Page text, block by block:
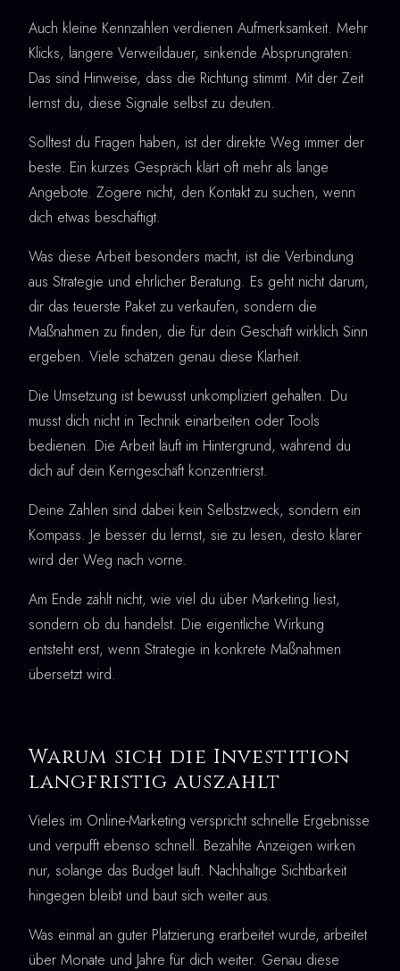
Auch kleine Kennzahlen verdienen Aufmerksamkeit. Mehr
Klicks, längere Verweildauer, sinkende Absprungraten:
Das sind Hinweise, dass die Richtung stimmt. Mit der Zeit
lernst du, diese Signale selbst zu deuten.
Solltest du Fragen haben, ist der direkte Weg immer der
beste. Ein kurzes Gespräch klärt oft mehr als lange
Angebote. Zögere nicht, den Kontakt zu suchen, wenn
dich etwas beschäftigt.
Was diese Arbeit besonders macht, ist die Verbindung
aus Strategie und ehrlicher Beratung. Es geht nicht darum,
dir das teuerste Paket zu verkaufen, sondern die
Maßnahmen zu finden, die für dein Geschäft wirklich Sinn
ergeben. Viele schätzen genau diese Klarheit.
Die Umsetzung ist bewusst unkompliziert gehalten. Du
musst dich nicht in Technik einarbeiten oder Tools
bedienen. Die Arbeit läuft im Hintergrund, während du
dich auf dein Kerngeschäft konzentrierst.
Deine Zahlen sind dabei kein Selbstzweck, sondern ein
Kompass. Je besser du lernst, sie zu lesen, desto klarer
wird der Weg nach vorne.
Am Ende zählt nicht, wie viel du über Marketing liest,
sondern ob du handelst. Die eigentliche Wirkung
entsteht erst, wenn Strategie in konkrete Maßnahmen
übersetzt wird.
Warum sich die Investition
langfristig auszahlt
Vieles im Online-Marketing verspricht schnelle Ergebnisse
und verpufft ebenso schnell. Bezahlte Anzeigen wirken
nur, solange das Budget läuft. Nachhaltige Sichtbarkeit
hingegen bleibt und baut sich weiter aus.
Was einmal an guter Platzierung erarbeitet wurde, arbeitet
über Monate und Jahre für dich weiter. Genau diese